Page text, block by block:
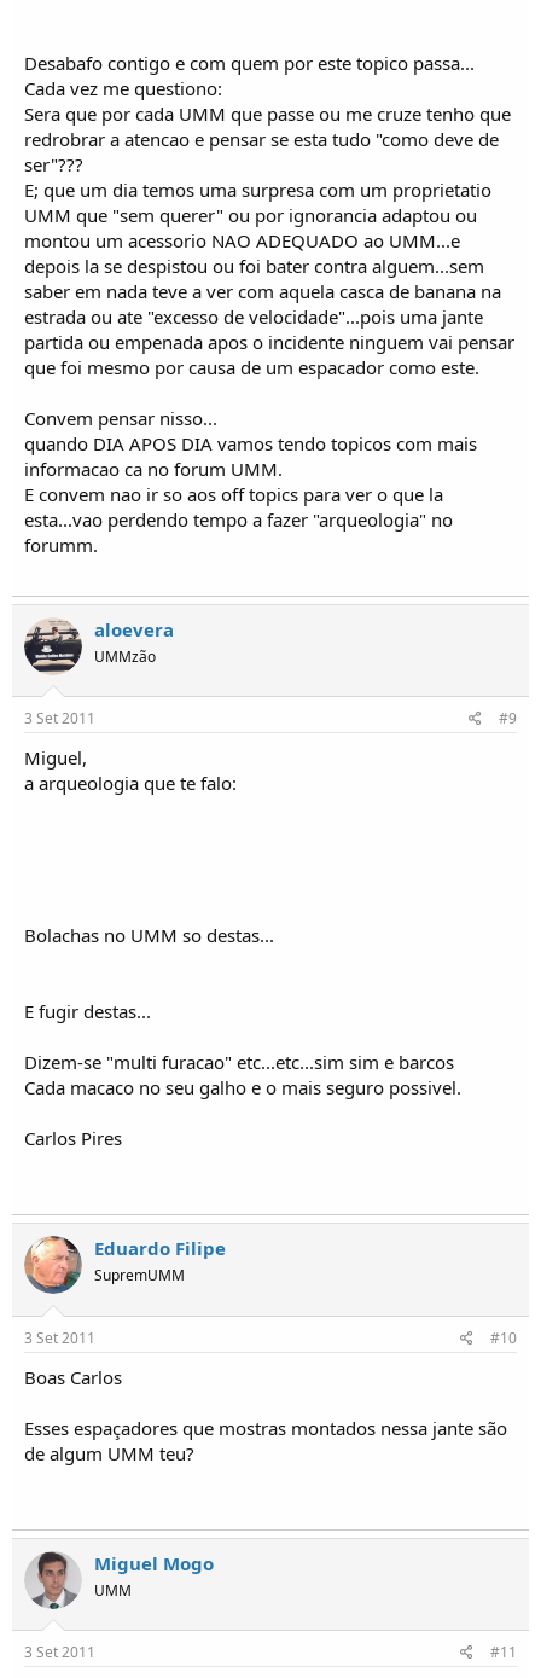
Desabafo contigo e com quem por este topico passa...
Cada vez me questiono:
Sera que por cada UMM que passe ou me cruze tenho que
redrobrar a atencao e pensar se esta tudo "como deve de
ser"???
E; que um dia temos uma surpresa com um proprietatio
UMM que "sem querer" ou por ignorancia adaptou ou
montou um acessorio NAO ADEQUADO ao UMM...e
depois la se despistou ou foi bater contra alguem...sem
saber em nada teve a ver com aquela casca de banana na
estrada ou ate "excesso de velocidade"...pois uma jante
partida ou empenada apos o incidente ninguem vai pensar
que foi mesmo por causa de um espacador como este.
Convem pensar nisso...
quando DIA APOS DIA vamos tendo topicos com mais
informacao ca no forum UMM.
E convem nao ir so aos off topics para ver o que la
esta...vao perdendo tempo a fazer "arqueologia" no
forumm.
aloevera
UMMzão
3 Set 2011 #9
Miguel,
a arqueologia que te falo:
Bolachas no UMM so destas...
E fugir destas...
Dizem-se "multi furacao" etc...etc...sim sim e barcos
Cada macaco no seu galho e o mais seguro possivel.
Carlos Pires
Eduardo Filipe
SupremUMM
3 Set 2011 #10
Boas Carlos
Esses espaçadores que mostras montados nessa jante são
de algum UMM teu?
Miguel Mogo
UMM
3 Set 2011 #11